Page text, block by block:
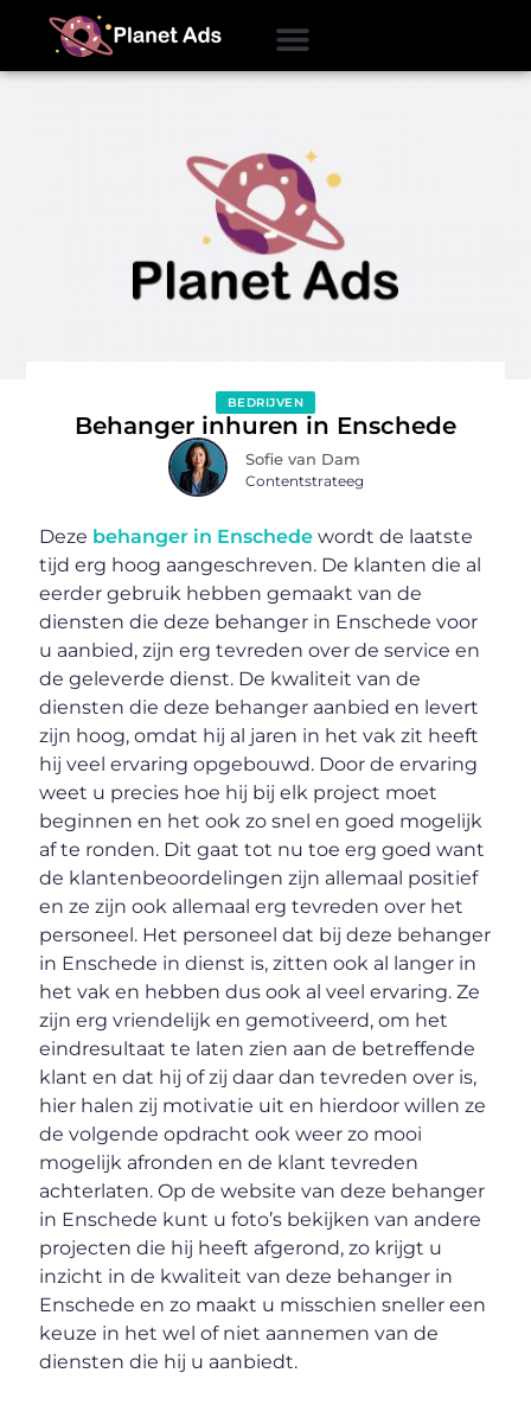
BEDRIJVEN
Behanger inhuren in Enschede
Sofie van Dam
Contentstrateeg
Deze behanger in Enschede wordt de laatste
tijd erg hoog aangeschreven. De klanten die al
eerder gebruik hebben gemaakt van de
diensten die deze behanger in Enschede voor
u aanbied, zijn erg tevreden over de service en
de geleverde dienst. De kwaliteit van de
diensten die deze behanger aanbied en levert
zijn hoog, omdat hij al jaren in het vak zit heeft
hij veel ervaring opgebouwd. Door de ervaring
weet u precies hoe hij bij elk project moet
beginnen en het ook zo snel en goed mogelijk
af te ronden. Dit gaat tot nu toe erg goed want
de klantenbeoordelingen zijn allemaal positief
en ze zijn ook allemaal erg tevreden over het
personeel. Het personeel dat bij deze behanger
in Enschede in dienst is, zitten ook al langer in
het vak en hebben dus ook al veel ervaring. Ze
zijn erg vriendelijk en gemotiveerd, om het
eindresultaat te laten zien aan de betreffende
klant en dat hij of zij daar dan tevreden over is,
hier halen zij motivatie uit en hierdoor willen ze
de volgende opdracht ook weer zo mooi
mogelijk afronden en de klant tevreden
achterlaten. Op de website van deze behanger
in Enschede kunt u foto’s bekijken van andere
projecten die hij heeft afgerond, zo krijgt u
inzicht in de kwaliteit van deze behanger in
Enschede en zo maakt u misschien sneller een
keuze in het wel of niet aannemen van de
diensten die hij u aanbiedt.